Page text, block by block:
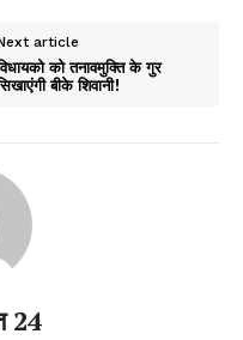
article
को तनावमुक्ति के गुर
बीके शिवानी!
24